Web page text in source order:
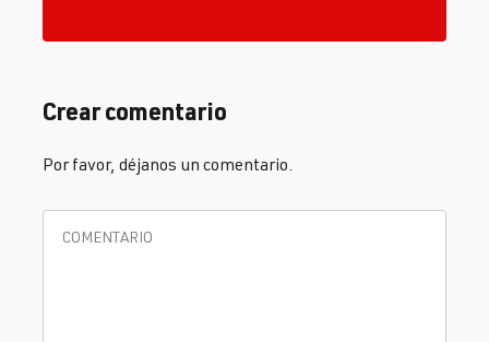
Crear comentario
Por favor, déjanos un comentario.